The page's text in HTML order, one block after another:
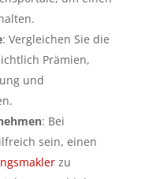
: Vergleichen Sie die
Prämien,
und
: Bei
sein, einen
zu